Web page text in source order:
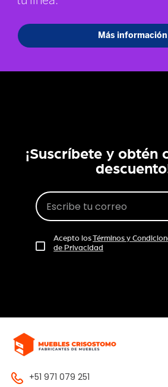
¡Suscríbete y obtén
Acepto los Términos y
de Privacidad
+51 971 079 251